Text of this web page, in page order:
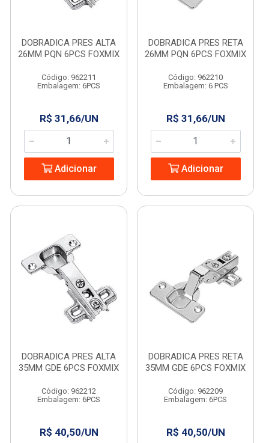
DOBRADICA PRES ALTA
26MM PQN 6PCS FOXMIX
Código: 962211
Embalagem: 6PCS
R$ 31,66/UN
Adicionar
DOBRADICA PRES RETA
26MM PQN 6PCS FOXMIX
Código: 962210
Embalagem: 6 PCS
R$ 31,66/UN
Adicionar
DOBRADICA PRES ALTA
35MM GDE 6PCS FOXMIX
Código: 962212
Embalagem: 6PCS
R$ 40,50/UN
DOBRADICA PRES RETA
35MM GDE 6PCS FOXMIX
Código: 962209
Embalagem: 6PCS
R$ 40,50/UN